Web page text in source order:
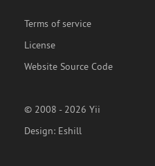
Terms of service
License
Website Source Code
© 2008 - 2026 Yii
Design: Eshill